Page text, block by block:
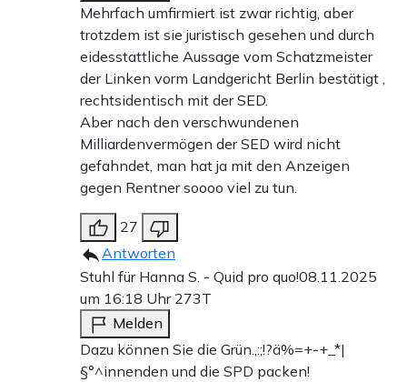
Mehrfach umfirmiert ist zwar richtig, aber
trotzdem ist sie juristisch gesehen und durch
eidesstattliche Aussage vom Schatzmeister
der Linken vorm Landgericht Berlin bestätigt ,
rechtsidentisch mit der SED.
Aber nach den verschwundenen
Milliardenvermögen der SED wird nicht
gefahndet, man hat ja mit den Anzeigen
gegen Rentner soooo viel zu tun.
27
Antworten
Stuhl für Hanna S. - Quid pro quo!08.11.2025
um 16:18 Uhr 273T
Melden
Dazu können Sie die Grün.,:;!?ä%=+-+_*|
§°^innenden und die SPD packen!